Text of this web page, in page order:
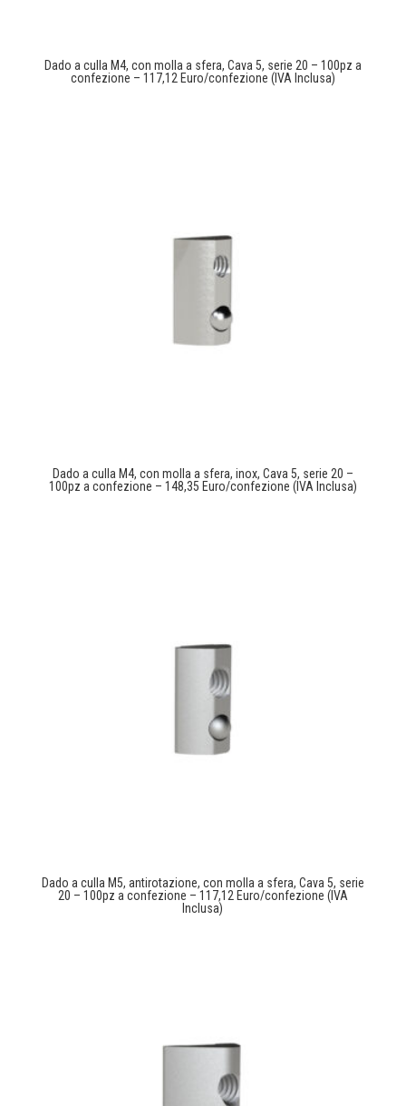
Dado a culla M4, con molla a sfera, Cava 5, serie 20 – 100pz a
confezione – 117,12 Euro/confezione (IVA Inclusa)
Dado a culla M4, con molla a sfera, inox, Cava 5, serie 20 –
100pz a confezione – 148,35 Euro/confezione (IVA Inclusa)
Dado a culla M5, antirotazione, con molla a sfera, Cava 5, serie
20 – 100pz a confezione – 117,12 Euro/confezione (IVA
Inclusa)